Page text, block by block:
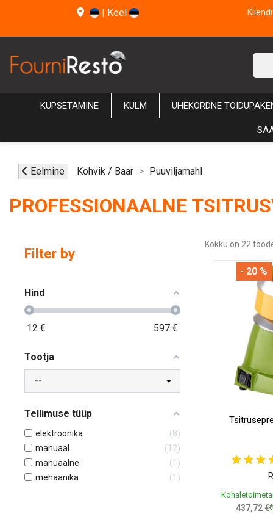
| Keel
KÜPSETAMINE KÜLM ÜHEKORDNE
Eelmine Kohvik / Baar Puuviljamahl
PROFESSIONAALNE
Filter by
Hind
12 € 597 €
Tootja
Tellimuse tüüp
elektroonika
8
manuaal
12
manuaalne
1
mehaanika
1
Kokku on 22
437,72 €*
- 20 %